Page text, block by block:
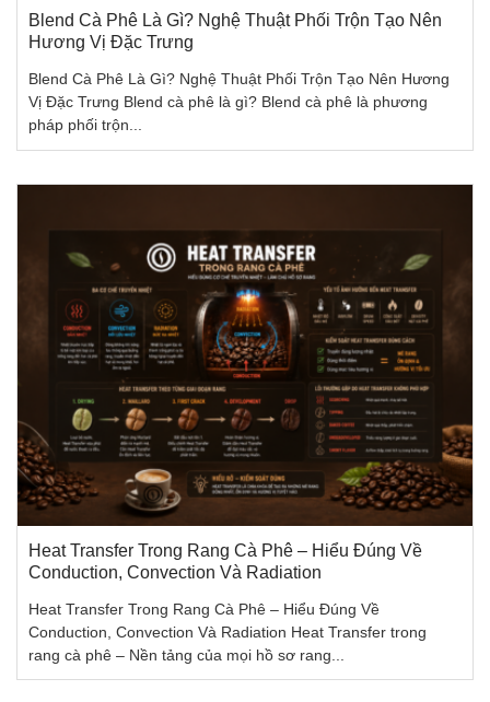
Blend Cà Phê Là Gì? Nghệ Thuật Phối Trộn Tạo Nên
Hương Vị Đặc Trưng
Blend Cà Phê Là Gì? Nghệ Thuật Phối Trộn Tạo Nên Hương
Vị Đặc Trưng Blend cà phê là gì? Blend cà phê là phương
pháp phối trộn...
Heat Transfer Trong Rang Cà Phê – Hiểu Đúng Về
Conduction, Convection Và Radiation
Heat Transfer Trong Rang Cà Phê – Hiểu Đúng Về
Conduction, Convection Và Radiation Heat Transfer trong
rang cà phê – Nền tảng của mọi hồ sơ rang...